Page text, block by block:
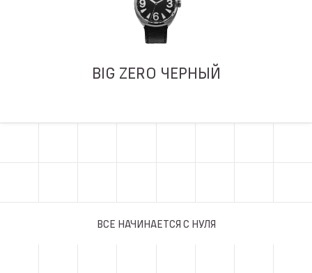
BIG ZERO ЧЕРНЫЙ
ВСЕ НАЧИНАЕТСЯ С НУЛЯ